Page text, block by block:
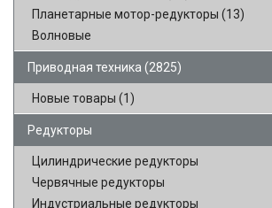
Планетарные мотор-редукторы (13)
Волновые
Приводная техника (2825)
Новые товары (1)
Редукторы
Цилиндрические редукторы
Червячные редукторы
Индустриальные редукторы